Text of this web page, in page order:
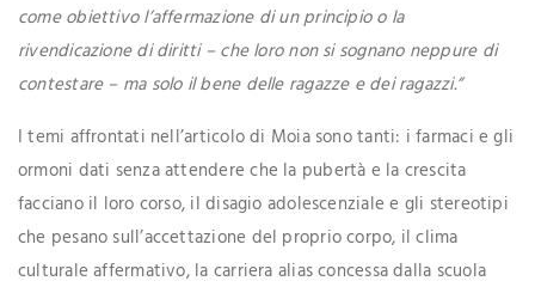
come obiettivo l’affermazione di un principio o la
rivendicazione di diritti – che loro non si sognano neppure di
contestare – ma solo il bene delle ragazze e dei ragazzi.”
I temi affrontati nell’articolo di Moia sono tanti: i farmaci e gli
ormoni dati senza attendere che la pubertà e la crescita
facciano il loro corso, il disagio adolescenziale e gli stereotipi
che pesano sull’accettazione del proprio corpo, il clima
culturale affermativo, la carriera alias concessa dalla scuola